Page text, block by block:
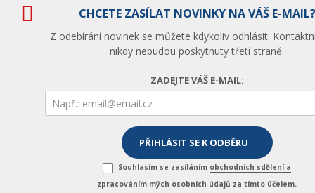
CHCETE ZASÍLAT NOVINKY NA VÁŠ E-MAIL?
Z odebírání novinek se můžete kdykoliv odhlásit.
nikdy nebudou poskytnuty třetí straně.
ZADEJTE VÁŠ E-MAIL:
Souhlasím se zasíláním obchodních sdělení a
zpracováním mých osobních údajů za tímto účelem.